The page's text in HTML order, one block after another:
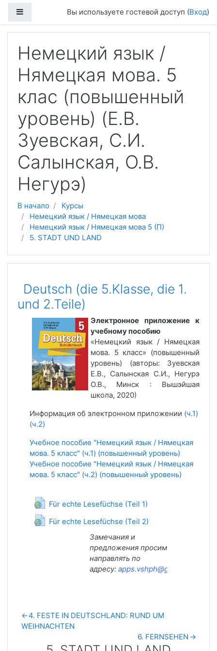
Боковая панельВы используете гостевой доступ (Вход)
Немецкий язык /
Нямецкая мова. 5
клас (повышенный
уровень) (Е.В.
Зуевская, С.И.
Салынская, О.В.
Негурэ)
В начало
Курсы
Немецкий язык / Нямецкая мова
Немецкий язык / Нямецкая мова 5 (П)
5. STADT UND LAND
Deutsch (die 5.Klasse, die 1.
und 2.Teile)
Электронное приложение к
учебному пособию
«Немецкий язык / Нямецкая
мова. 5 класс» (повышенный
уровень) (авторы: Зуевская
Е.В., Салынская С.И., Негурэ
О.В., Минск : Вышэйшая
школа, 2020)
Информация об электронном приложении (ч.1)
(ч.2)
Учебное пособие "Немецкий язык / Нямецкая
мова. 5 класс" (ч.1) (повышенный уровень)
Учебное пособие "Немецкий язык / Нямецкая
мова. 5 класс" (ч.2) (повышенный уровень)
Für echte Lesefüchse (Teil 1)Гиперссылка
Für echte Lesefüchse (Teil 2)Гиперссылка
Замечания и
предложения просим
направлять по
адресу: apps.vshph@gmail.com
←4. FESTE IN DEUTSCHLAND: RUND UM
WEIHNACHTEN
6. FERNSEHEN →